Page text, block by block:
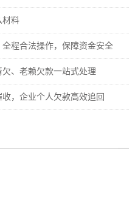
材料
程合法操作，保障资金安全
、老赖欠款一站式处理
，企业个人欠款高效追回